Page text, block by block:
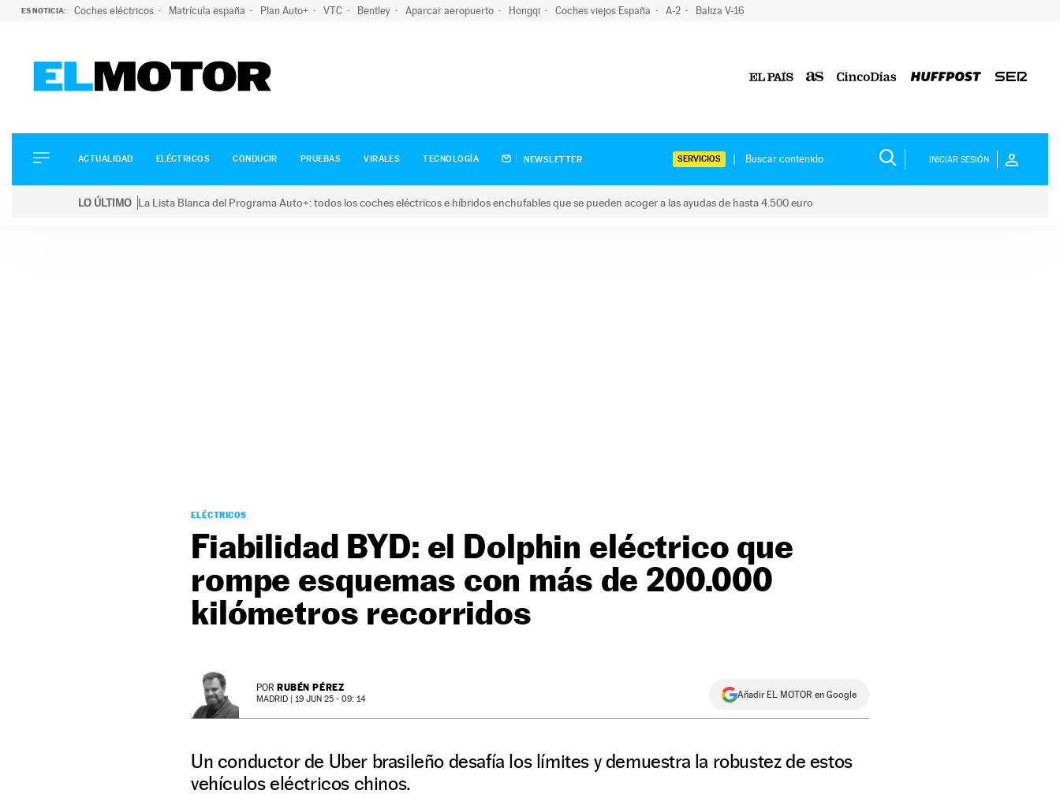
ES NOTICIA: Coches eléctricos Matrícula españa Plan Auto+ VTC Bentley Aparcar aeropuerto Hongqi Coches viejos España A-2 Baliza V-16
ELÉCTRICOS
CONDUCIR
ACTUALIDAD ELÉCTRICOS CONDUCIR PRUEBAS VIRALES TECNOLOGÍA NEWSLETTER SERVICIOS INICIAR SESIÓN
LO ÚLTIMO La Lista Blanca del Programa Auto+: todos los coches eléctricos e híbridos enchufables que se pueden acoger a las ayudas de hasta 4.500 euro
ELÉCTRICOS
Fiabilidad BYD: el Dolphin eléctrico que
rompe esquemas con más de 200.000
kilómetros recorridos
POR RUBÉN PÉREZ
MADRID | 19 JUN 25 - 09: 14 Añadir EL MOTOR en Google
Un conductor de Uber brasileño desafía los límites y demuestra la robustez de estos
vehículos eléctricos chinos.